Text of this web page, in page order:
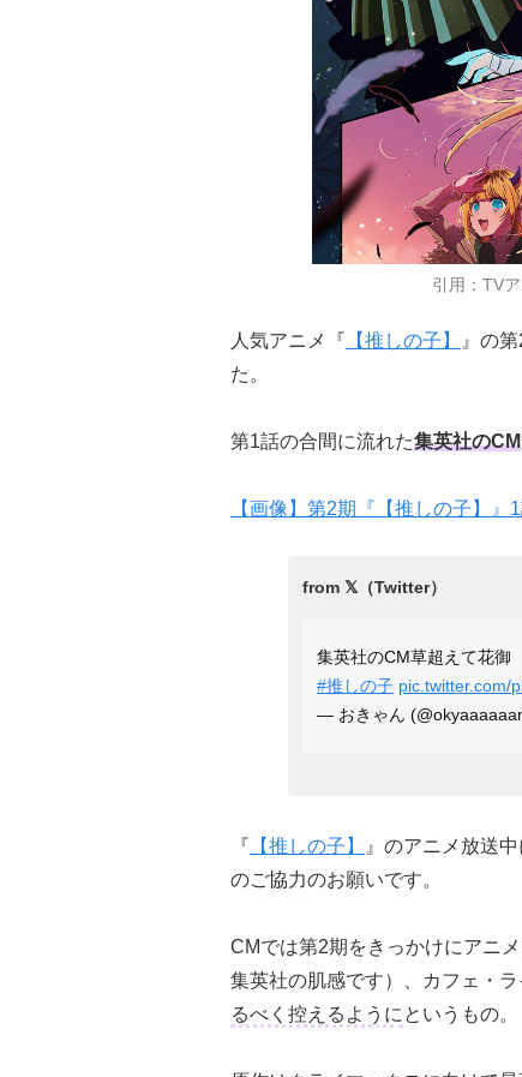
引用：TV
人気アニメ『 【推しの子】
』の
た。
第1話の合間に流れた集英社のCM
【画像】第2期『【推しの子】』
集英社のCM草超えて花御
#推しの子 pic.twitter.com/
— おきゃん
『 【推しの子】
』のアニメ放送
のご協力のお願いです。
CMでは第2期をきっかけにアニ
集英社の肌感です）、カフェ・
るべく控えるように というもの。